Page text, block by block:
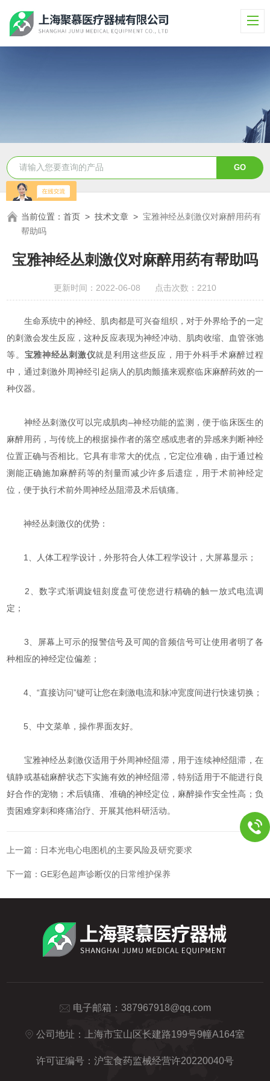
当前位置：首页 >技术文章 >宝雅神经丛刺激仪对麻醉用药有
帮助吗
宝雅神经丛刺激仪对麻醉用药有帮助吗
更新时间：2022-06-08 点击次数：2210
生命系统中的神经、肌肉都是可兴奋组织，对于外界给予的一定
的刺激会发生反应，这种反应表现为神经冲动、肌肉收缩、血管张弛
等。 宝雅神经丛刺激仪就是利用这些反应，用于外科手术麻醉过程
中，通过刺激外周神经引起病人的肌肉颤搐来观察临床麻醉药效的一
种仪器。
神经丛刺激仪可以完成肌肉–神经功能的监测，便于临床医生的
麻醉用药，与传统上的根据操作者的落空感或患者的异感来判断神经
位置正确与否相比。它具有非常大的优点，它定位准确，由于通过检
测能正确施加麻醉药等的剂量而减少许多后遗症，用于术前神经定
位，便于执行术前外周神经丛阻滞及术后镇痛。
神经丛刺激仪的优势：
1、人体工程学设计，外形符合人体工程学设计，大屏幕显示；
2、数字式渐调旋钮刻度盘可使您进行精确的触一放式电流调
定；
3、屏幕上可示的报警信号及可闻的音频信号可让使用者明了各
种相应的神经定位偏差；
4、“直接访问”键可让您在刺激电流和脉冲宽度间进行快速切换；
5、中文菜单，操作界面友好。
宝雅神经丛刺激仪适用于外周神经阻滞，用于连续神经阻滞，在
镇静或基础麻醉状态下实施有效的神经阻滞，特别适用于不能进行良
好合作的宠物；术后镇痛、准确的神经定位，麻醉操作安全性高；负
责困难穿刺和疼痛治疗、开展其他科研活动。
上一篇： 日本光电心电图机的主要风险及研究要求
下一篇：GE彩色超声诊断仪的日常维护保养
电子邮箱： 387967918@qq.com
公司地址：上海市宝山区长建路199号9幢A164室
许可证编号：沪宝食药监械经营许20220040号